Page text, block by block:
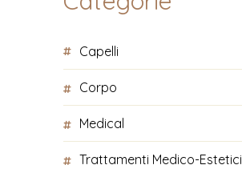
Capelli
Corpo
Medical
Trattamenti Medico-Estetici